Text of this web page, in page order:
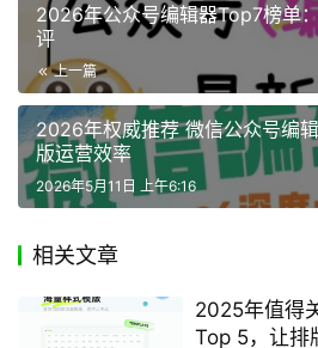
2026年公众号编辑器Top7榜单
评
上一篇
2026年权威推荐 微信公众号编
版运营效率
2026年5月11日 上午6:16
相关文章
2025年值得
Top 5，让排